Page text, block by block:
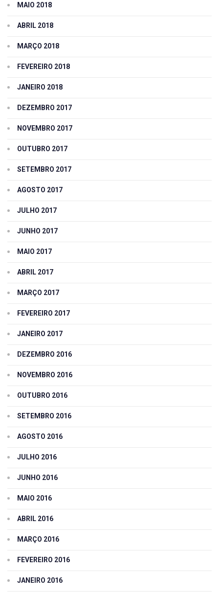
MAIO 2018
ABRIL 2018
MARÇO 2018
FEVEREIRO 2018
JANEIRO 2018
DEZEMBRO 2017
NOVEMBRO 2017
OUTUBRO 2017
SETEMBRO 2017
AGOSTO 2017
JULHO 2017
JUNHO 2017
MAIO 2017
ABRIL 2017
MARÇO 2017
FEVEREIRO 2017
JANEIRO 2017
DEZEMBRO 2016
NOVEMBRO 2016
OUTUBRO 2016
SETEMBRO 2016
AGOSTO 2016
JULHO 2016
JUNHO 2016
MAIO 2016
ABRIL 2016
MARÇO 2016
FEVEREIRO 2016
JANEIRO 2016